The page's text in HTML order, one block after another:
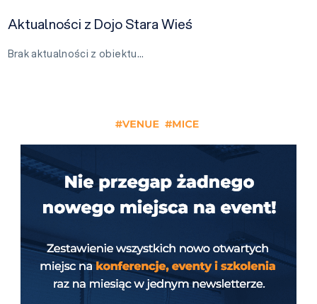
Aktualności z Dojo Stara Wieś
Brak aktualności z obiektu…